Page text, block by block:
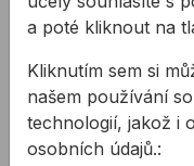
Barva:
C04 černá
Ke stažení
a poté kliknout na
Kliknutím sem si
našem používání
technologií, jakož i
osobních údajů.: